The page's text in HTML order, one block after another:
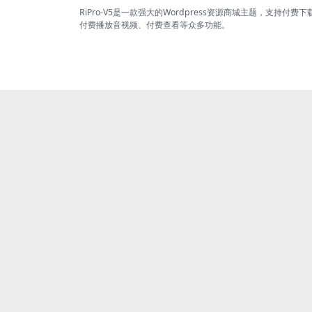
RiPro-V5是一款强大的Wordpress资源商城主题，支持付费下
付费播放音视频、付费查看等众多功能。